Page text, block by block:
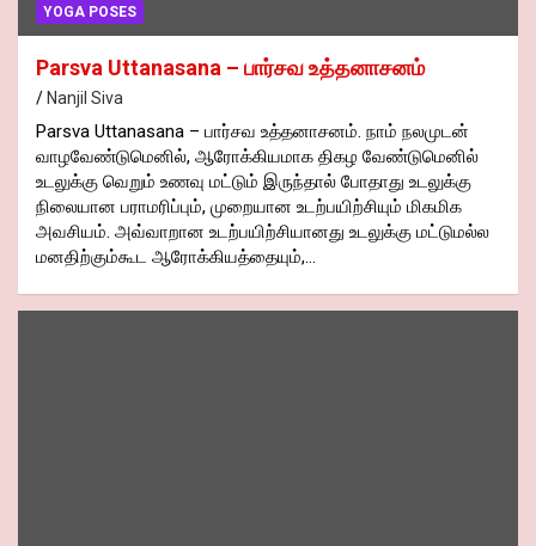
YOGA POSES
Parsva Uttanasana – பார்சவ உத்தனாசனம்
Nanjil Siva
Parsva Uttanasana – பார்சவ உத்தனாசனம். நாம் நலமுடன்
வாழவேண்டுமெனில், ஆரோக்கியமாக திகழ வேண்டுமெனில்
உடலுக்கு வெறும் உணவு மட்டும் இருந்தால் போதாது உடலுக்கு
நிலையான பராமரிப்பும், முறையான உடற்பயிற்சியும் மிகமிக
அவசியம். அவ்வாறான உடற்பயிற்சியானது உடலுக்கு மட்டுமல்ல
மனதிற்கும்கூட ஆரோக்கியத்தையும்,…